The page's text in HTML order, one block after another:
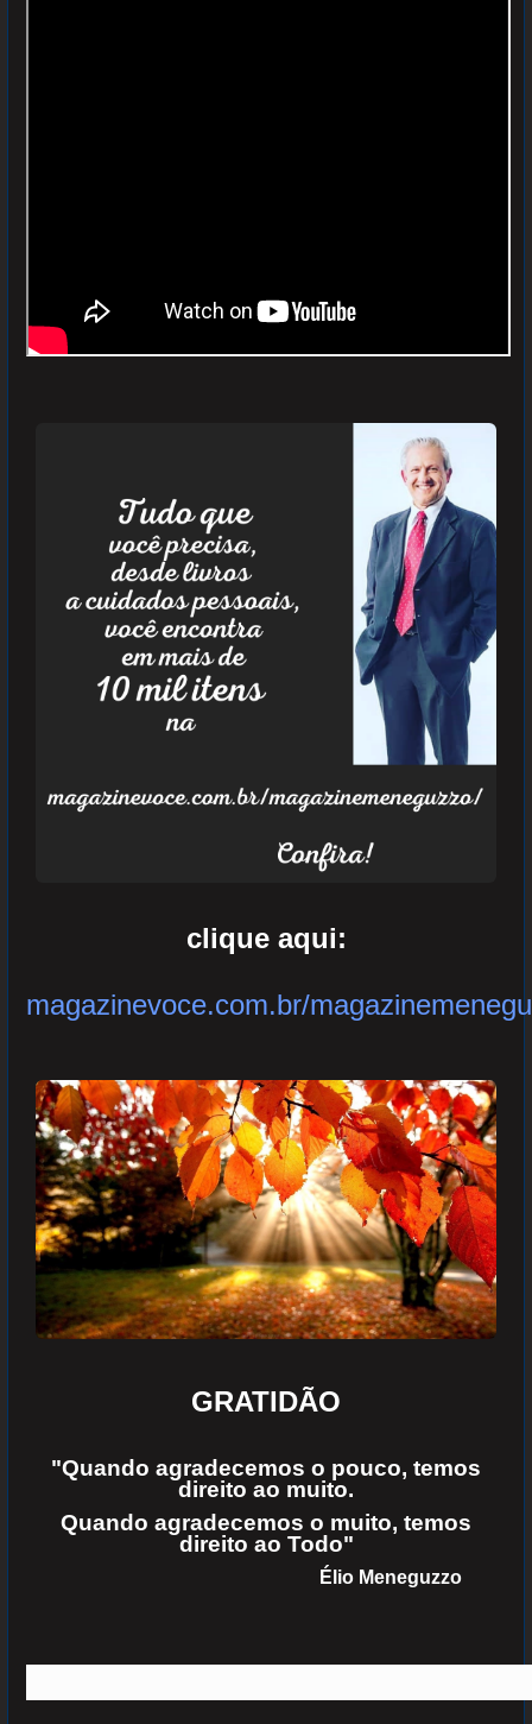
clique aqui:
magazinevoce.com.br/
GRATIDÃO
"Quando agradecemos o pouco, temos
direito ao muito.
Quando agradecemos o muito, temos
direito ao Todo"
Élio Meneguzzo